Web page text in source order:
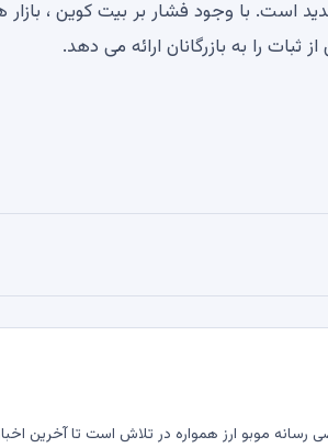
است. با وجود فشار بر بیت کوین ،
را به بازرگانان ارائه می دهد.
موبو ارز همواره در تلاش است تا آخرین